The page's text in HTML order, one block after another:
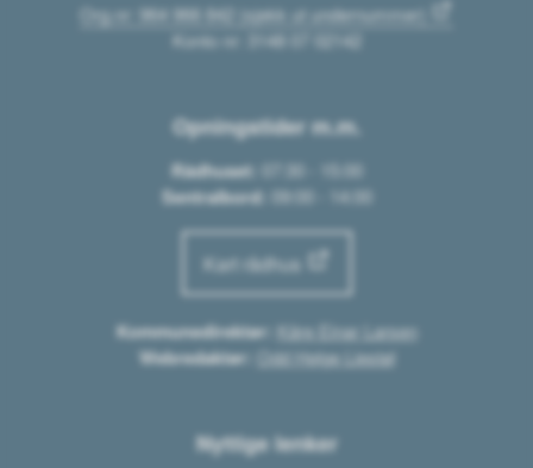
Org.nr: 964 966 842 (sjekk ut undernummer)
Konto nr: 3148 07 02142
Opningstider m.m.
Rådhuset: 07:30 - 15:00
Sentralbord: 09:00 - 14:00
Kart rådhus
Kommunedirektør: Kåre Einar Larsen
Webredaktør: Odd Helge Liestøl
Nyttige lenker